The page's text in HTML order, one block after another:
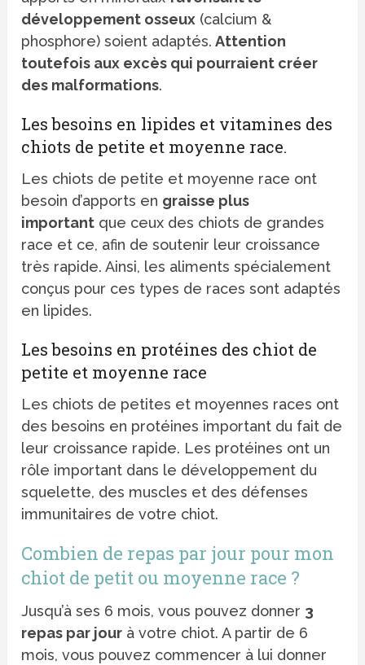
développement osseux (calcium &
phosphore) soient adaptés. Attention
toutefois aux excès qui pourraient créer
des malformations.
Les besoins en lipides et vitamines des
chiots de petite et moyenne race.
Les chiots de petite et moyenne race ont
besoin d’apports en graisse plus
important que ceux des chiots de grandes
race et ce, afin de soutenir leur croissance
très rapide. Ainsi, les aliments spécialement
conçus pour ces types de races sont adaptés
en lipides.
Les besoins en protéines des chiot de
petite et moyenne race
Les chiots de petites et moyennes races ont
des besoins en protéines important du fait de
leur croissance rapide. Les protéines ont un
rôle important dans le développement du
squelette, des muscles et des défenses
immunitaires de votre chiot.
Combien de repas par jour pour mon
chiot de petit ou moyenne race ?
Jusqu’à ses 6 mois, vous pouvez donner 3
repas par jour à votre chiot. A partir de 6
mois, vous pouvez commencer à lui donner